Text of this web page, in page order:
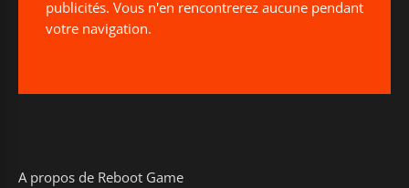
publicités. Vous n'en rencontrerez aucune pendant
votre navigation.
A propos de Reboot Game